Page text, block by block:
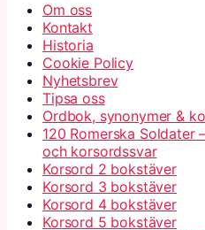
Om oss
Kontakt
Historia
Cookie Policy
Nyhetsbrev
Tipsa oss
Ordbok, synonymer &
120 Romerska Soldater
och korsordssvar
Korsord 2 bokstäver
Korsord 3 bokstäver
Korsord 4 bokstäver
Korsord 5 bokstäver